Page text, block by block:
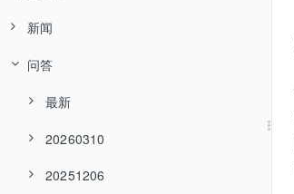
新闻
问答
最新
20260310
20251206